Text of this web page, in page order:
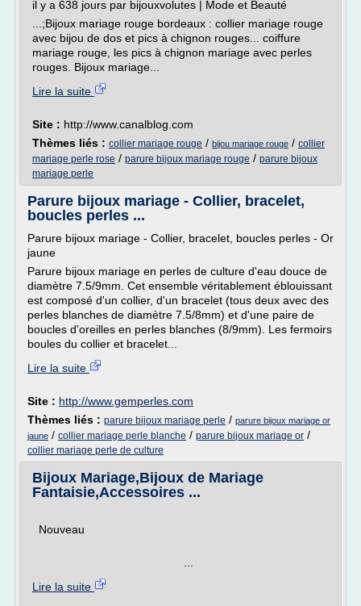
il y a 638 jours par bijouxvolutes | Mode et Beauté
...;Bijoux mariage rouge bordeaux : collier mariage rouge
avec bijou de dos et pics à chignon rouges... coiffure
mariage rouge, les pics à chignon mariage avec perles
rouges. Bijoux mariage...
Lire la suite
Site : http://www.canalblog.com
Thèmes liés : collier mariage rouge / bijou mariage rouge / collier
mariage perle rose / parure bijoux mariage rouge / parure bijoux
mariage perle
Parure bijoux mariage - Collier, bracelet,
boucles perles ...
Parure bijoux mariage - Collier, bracelet, boucles perles - Or
jaune
Parure bijoux mariage en perles de culture d'eau douce de
diamètre 7.5/9mm. Cet ensemble véritablement éblouissant
est composé d'un collier, d'un bracelet (tous deux avec des
perles blanches de diamètre 7.5/8mm) et d'une paire de
boucles d'oreilles en perles blanches (8/9mm). Les fermoirs
boules du collier et bracelet...
Lire la suite
Site : http://www.gemperles.com
Thèmes liés : parure bijoux mariage perle / parure bijoux mariage or
jaune / collier mariage perle blanche / parure bijoux mariage or /
collier mariage perle de culture
Bijoux Mariage,Bijoux de Mariage
Fantaisie,Accessoires ...
Nouveau
Lire la suite